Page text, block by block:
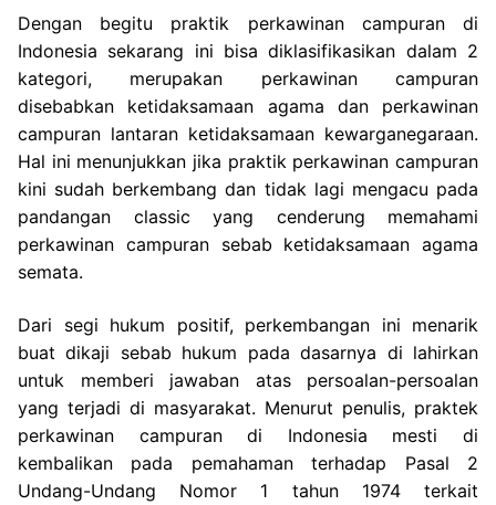
Dengan begitu praktik perkawinan campuran di
Indonesia sekarang ini bisa diklasifikasikan dalam 2
kategori, merupakan perkawinan campuran
disebabkan ketidaksamaan agama dan perkawinan
campuran lantaran ketidaksamaan kewarganegaraan.
Hal ini menunjukkan jika praktik perkawinan campuran
kini sudah berkembang dan tidak lagi mengacu pada
pandangan classic yang cenderung memahami
perkawinan campuran sebab ketidaksamaan agama
semata.
Dari segi hukum positif, perkembangan ini menarik
buat dikaji sebab hukum pada dasarnya di lahirkan
untuk memberi jawaban atas persoalan-persoalan
yang terjadi di masyarakat. Menurut penulis, praktek
perkawinan campuran di Indonesia mesti di
kembalikan pada pemahaman terhadap Pasal 2
Undang-Undang Nomor 1 tahun 1974 terkait